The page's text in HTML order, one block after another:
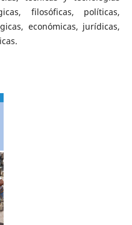
filosóficas, políticas,
económicas, jurídicas,